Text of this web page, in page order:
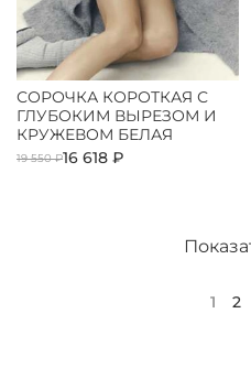
СОРОЧКА КОРОТКАЯ С
ГЛУБОКИМ ВЫРЕЗОМ И
КРУЖЕВОМ БЕЛАЯ
19 550 ₽16 618 ₽
1 2